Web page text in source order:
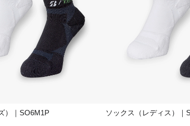
）｜SO6M1P ソックス（レディス）｜